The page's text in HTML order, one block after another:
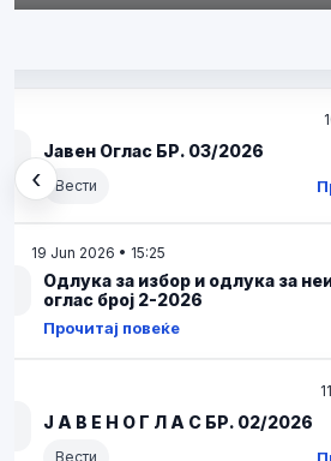
📄 ИНТЕРЕН ОГЛАС БР. 02/
📄
Вести
ИНТЕРЕН ОГЛАС БР. 02/
Вести
О Д Л У К А За избор на
оглас број 02/2025 за
административен
‹Претходно